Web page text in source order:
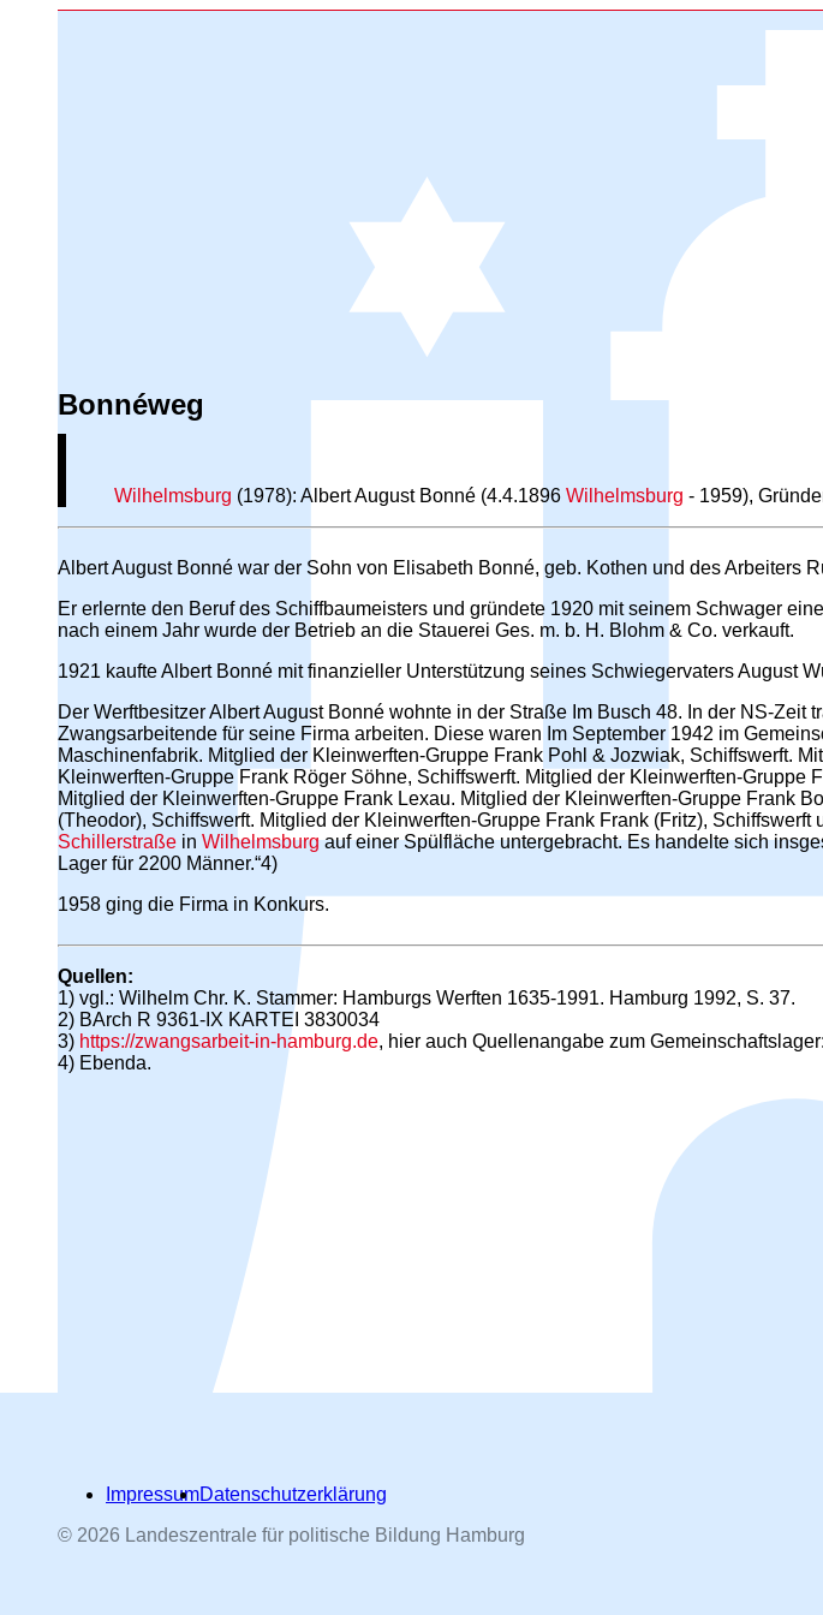
Bonnéweg
Wilhelmsburg (1978): Albert August Bonné (4.4.1896Wilhelmsburg - 1959),
Albert August Bonné war der Sohn von Elisabeth Bonné, geb. Kothen und des Arbeiters
Er erlernte den Beruf des Schiffbaumeisters und gründete 1920 mit seinem Schwager
nach einem Jahr wurde der Betrieb an die Stauerei Ges. m. b. H. Blohm & Co. verkauft.
1921 kaufte Albert Bonné mit finanzieller Unterstützung seines Schwiegervaters August
Der Werftbesitzer Albert August Bonné wohnte in der Straße Im Busch 48. In der NS-
Zwangsarbeitende für seine Firma arbeiten. Diese waren Im September 1942 im
Maschinenfabrik. Mitglied der Kleinwerften-Gruppe Frank Pohl & Jozwiak, Schiffswerft.
Kleinwerften-Gruppe Frank Röger Söhne, Schiffswerft. Mitglied der Kleinwerften-
Mitglied der Kleinwerften-Gruppe Frank Lexau. Mitglied der Kleinwerften-Gruppe Frank
(Theodor), Schiffswerft. Mitglied der Kleinwerften-Gruppe Frank Frank (Fritz),
Schillerstraße in Wilhelmsburgauf einer Spülfläche untergebracht. Es handelte sich
Lager für 2200 Männer.“4)
1958 ging die Firma in Konkurs.
Quellen:
1) vgl.: Wilhelm Chr. K. Stammer: Hamburgs Werften 1635-1991. Hamburg 1992, S. 37.
2) BArch R 9361-IX KARTEI 3830034
3) https://zwangsarbeit-in-hamburg.de, hier auch Quellenangabe zum
4) Ebenda.
ImpressumDatenschutzerklärung
© 2026 Landeszentrale für politische Bildung Hamburg